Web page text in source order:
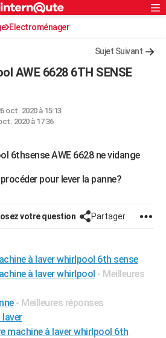
S'inscrire
Connexion
Electroménager
Sujet Suivant
AWE 6628 6TH SENSE
oct. 2020 à 15:13
2020 à 17:36
6thsense AWE 6628 ne vidange
pour lever la panne?
votre question Partager
à laver whirlpool 6th sense
à laver whirlpool - Meilleures
- Meilleures réponses
laver
machine à laver whirlpool 6th